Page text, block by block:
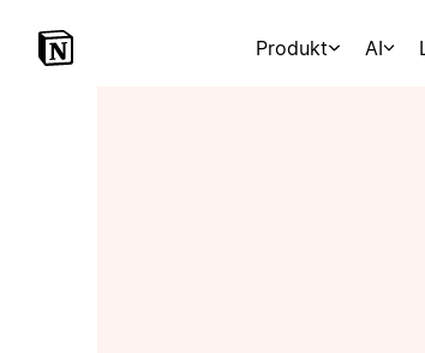
Produkt AI